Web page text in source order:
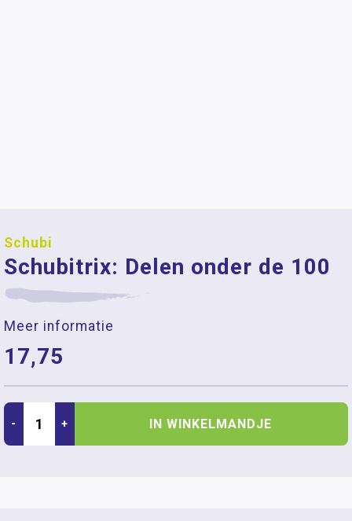
Schubi
Schubitrix: Delen onder de 100
Meer informatie
17,75
- + IN WINKELMANDJE